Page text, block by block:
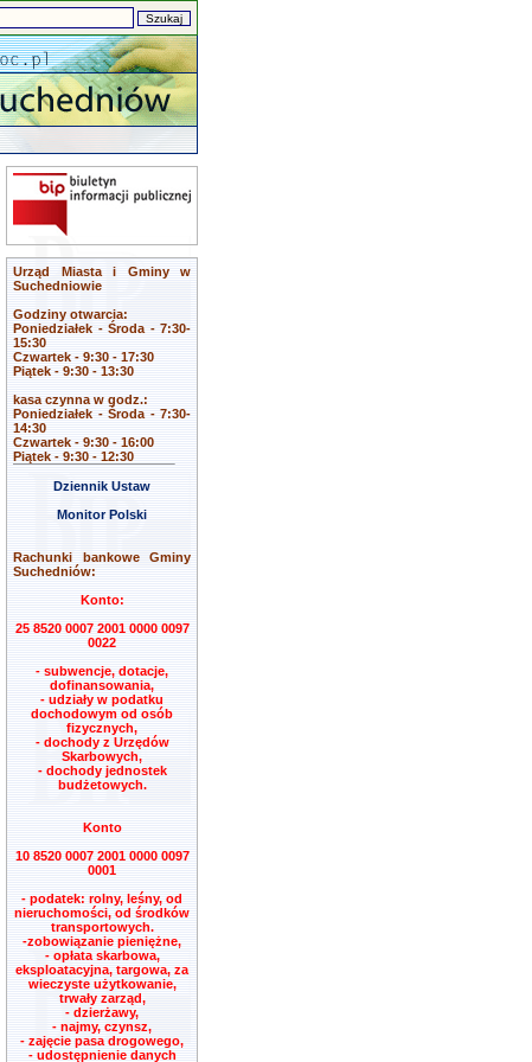
Urząd Miasta i Gminy w
Suchedniowie
Godziny otwarcia:
Poniedziałek - Środa - 7:30-
15:30
Czwartek - 9:30 - 17:30
Piątek - 9:30 - 13:30
kasa czynna w godz.:
Poniedziałek - Środa - 7:30-
14:30
Czwartek - 9:30 - 16:00
Piątek - 9:30 - 12:30
Dziennik Ustaw
Monitor Polski
Rachunki bankowe Gminy
Suchedniów:
Konto:
25 8520 0007 2001 0000 0097
0022
- subwencje, dotacje,
dofinansowania,
- udziały w podatku
dochodowym od osób
fizycznych,
- dochody z Urzędów
Skarbowych,
- dochody jednostek
budżetowych.
Konto
10 8520 0007 2001 0000 0097
0001
- podatek: rolny, leśny, od
nieruchomości, od środków
transportowych.
-zobowiązanie pieniężne,
- opłata skarbowa,
eksploatacyjna, targowa, za
wieczyste użytkowanie,
trwały zarząd,
- dzierżawy,
- najmy, czynsz,
- zajęcie pasa drogowego,
- udostępnienie danych